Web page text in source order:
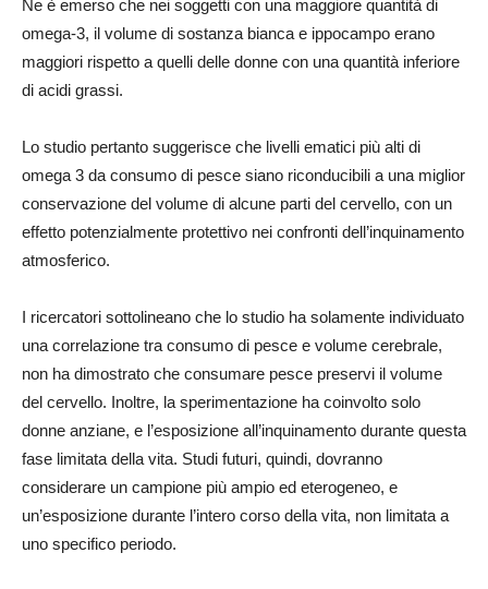
Ne è emerso che nei soggetti con una maggiore quantità di
omega-3, il volume di sostanza bianca e ippocampo erano
maggiori rispetto a quelli delle donne con una quantità inferiore
di acidi grassi.
Lo studio pertanto suggerisce che livelli ematici più alti di
omega 3 da consumo di pesce siano riconducibili a una miglior
conservazione del volume di alcune parti del cervello, con un
effetto potenzialmente protettivo nei confronti dell’inquinamento
atmosferico.
I ricercatori sottolineano che lo studio ha solamente individuato
una correlazione tra consumo di pesce e volume cerebrale,
non ha dimostrato che consumare pesce preservi il volume
del cervello. Inoltre, la sperimentazione ha coinvolto solo
donne anziane, e l’esposizione all’inquinamento durante questa
fase limitata della vita. Studi futuri, quindi, dovranno
considerare un campione più ampio ed eterogeneo, e
un’esposizione durante l’intero corso della vita, non limitata a
uno specifico periodo.